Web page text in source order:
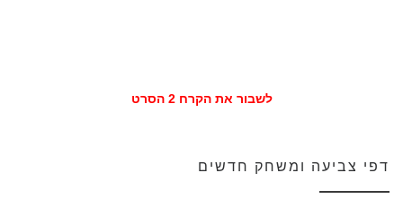
לשבור את הקרח 2 הסרט
דפי צביעה ומשחק חדשים